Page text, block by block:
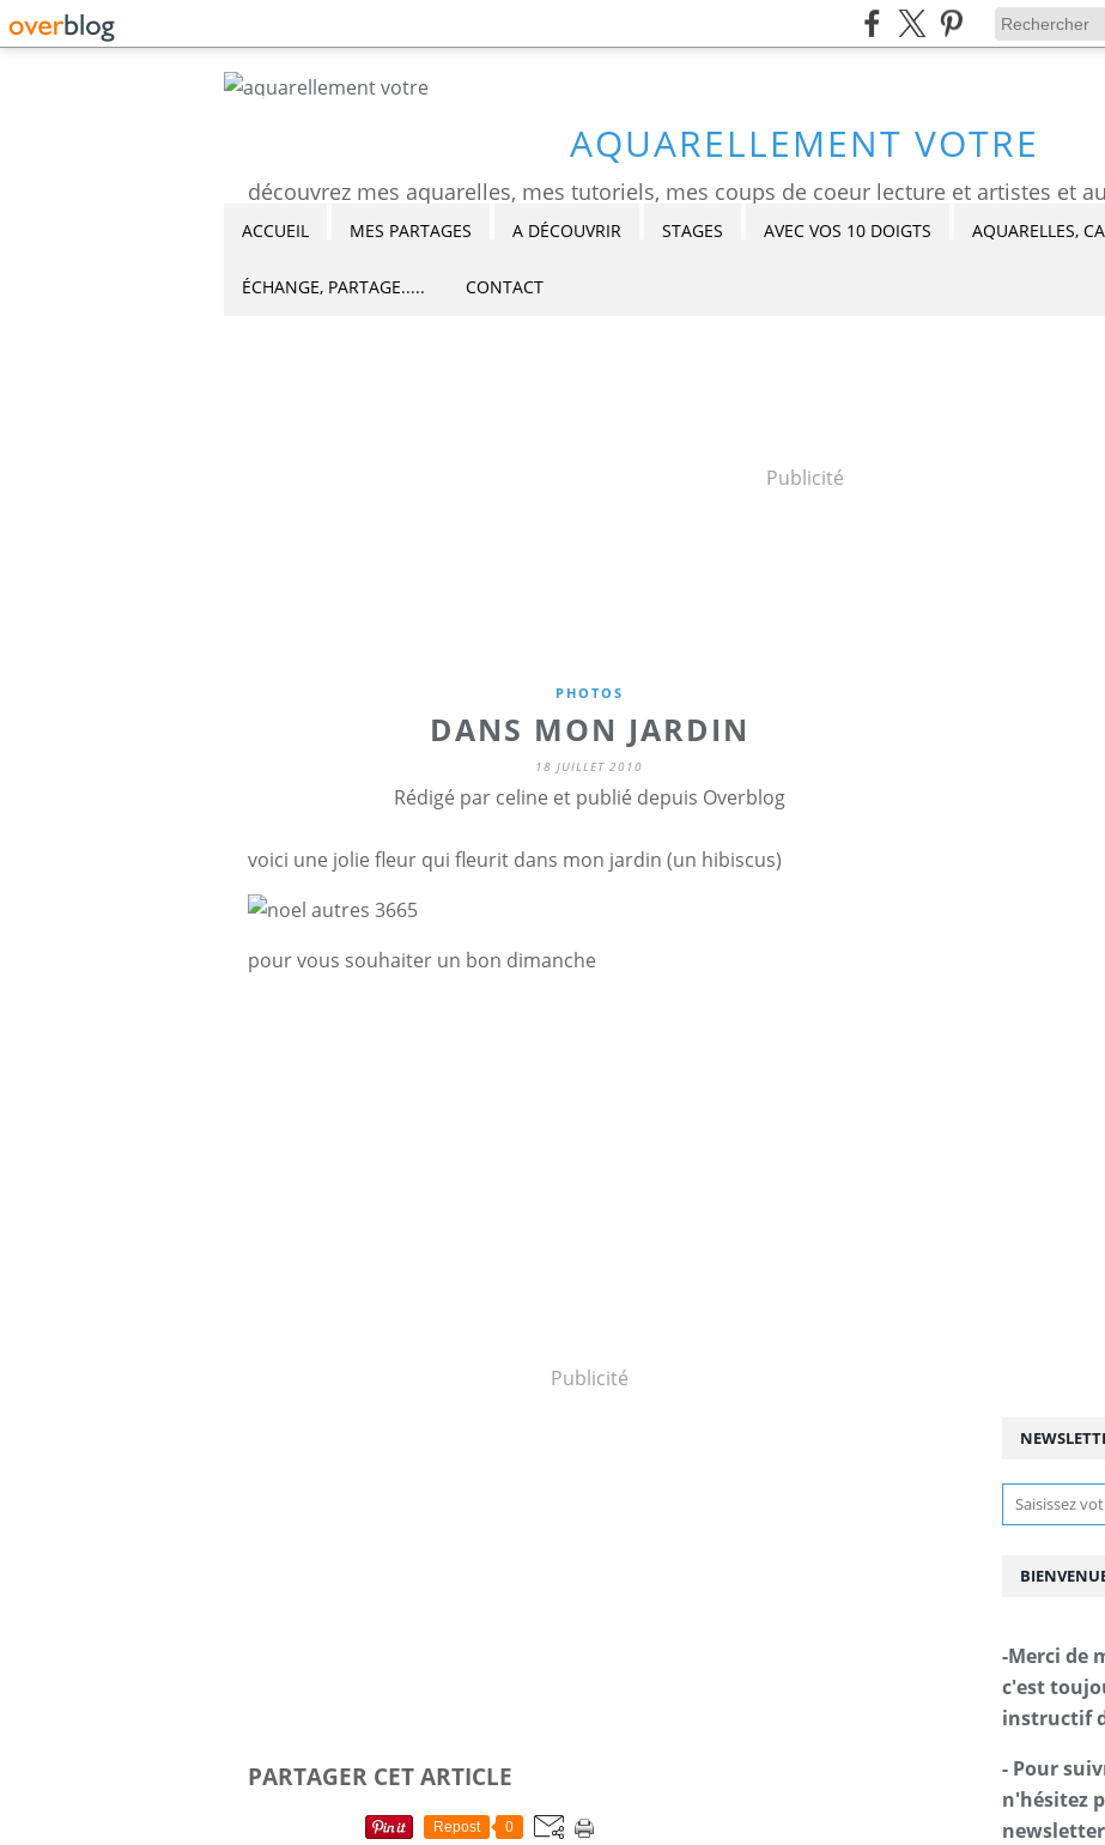
AQUARELLEMENT VOTRE
ACCUEIL MES PARTAGES A DÉCOUVRIR STAGES AVEC VOS 10 DOIGTS AQUARELLES,
ÉCHANGE, PARTAGE..... CONTACT
Publicité
PHOTOS
DANS MON JARDIN
18 JUILLET 2010
Rédigé par celine et publié depuis Overblog
voici une jolie fleur qui fleurit dans mon jardin (un hibiscus)
pour vous souhaiter un bon dimanche
Publicité
PARTAGER CET ARTICLE
Repost 0
-Merci de
c'est
instructif
- Pour
n'hésitez